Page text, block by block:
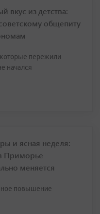
вкус из детства:
общепиту
пережили
начался
и ясная неделя:
Приморье
меняется
повышение